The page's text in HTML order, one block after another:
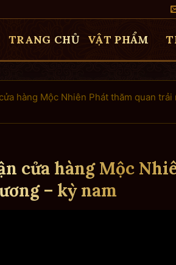
TRANG CHỦ VẬT PHẨM
hàng Mộc Nhiên Phát thăm quan
cửa hàng Mộc
– kỳ nam